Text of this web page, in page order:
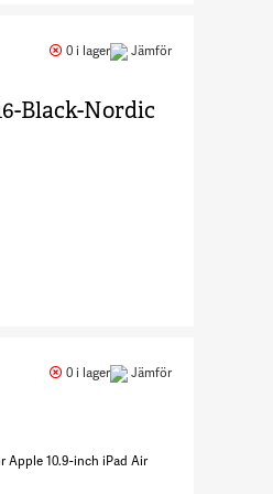
Apple iPad
0 i lager Jämför
Black-Nordic
KB-
0 i lager Jämför
Apple 10.9-inch iPad Air